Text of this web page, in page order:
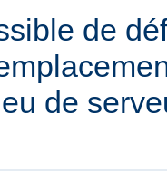
de
de